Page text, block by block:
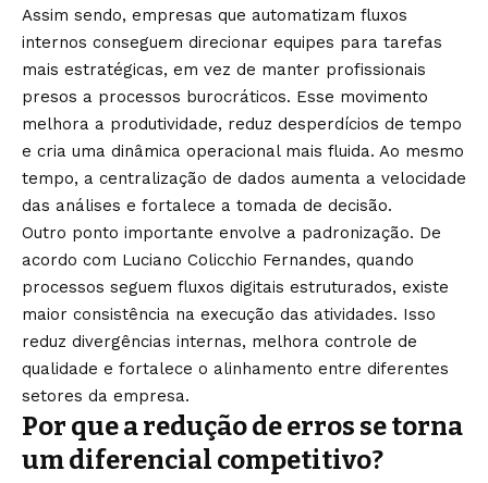
Assim sendo, empresas que automatizam fluxos
internos conseguem direcionar equipes para tarefas
mais estratégicas, em vez de manter profissionais
presos a processos burocráticos. Esse movimento
melhora a produtividade, reduz desperdícios de tempo
e cria uma dinâmica operacional mais fluida. Ao mesmo
tempo, a centralização de dados aumenta a velocidade
das análises e fortalece a tomada de decisão.
Outro ponto importante envolve a padronização. De
acordo com Luciano Colicchio Fernandes, quando
processos seguem fluxos digitais estruturados, existe
maior consistência na execução das atividades. Isso
reduz divergências internas, melhora controle de
qualidade e fortalece o alinhamento entre diferentes
setores da empresa.
Por que a redução de erros se torna
um diferencial competitivo?